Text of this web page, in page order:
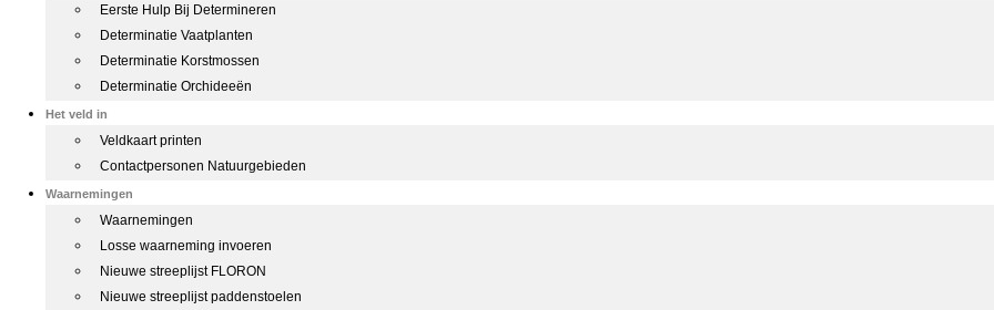
Eerste Hulp Bij Determineren
Determinatie Vaatplanten
Determinatie Korstmossen
Determinatie Orchideeën
Het veld in
Veldkaart printen
Contactpersonen Natuurgebieden
Waarnemingen
Waarnemingen
Losse waarneming invoeren
Nieuwe streeplijst FLORON
Nieuwe streeplijst paddenstoelen